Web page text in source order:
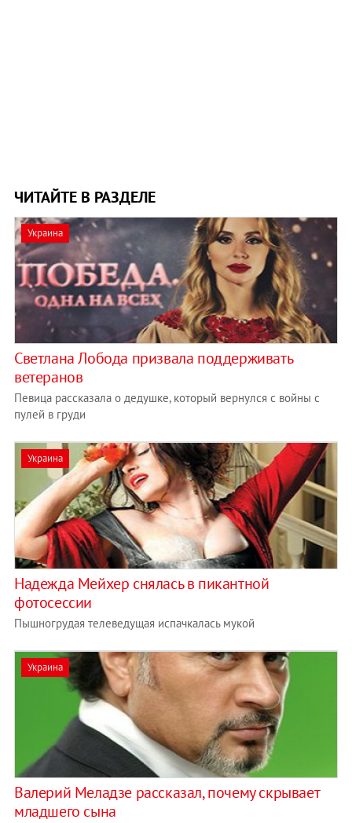
ЧИТАЙТЕ В РАЗДЕЛЕ
Украина
Светлана Лобода призвала поддерживать
ветеранов
Певица рассказала о дедушке, который вернулся с войны с
пулей в груди
Украина
Надежда Мейхер снялась в пикантной
фотосессии
Пышногрудая телеведущая испачкалась мукой
Украина
Валерий Меладзе рассказал, почему скрывает
младшего сына